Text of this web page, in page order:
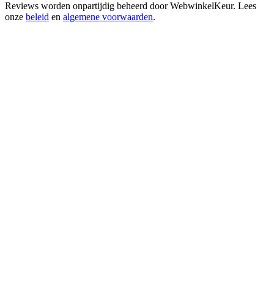
Reviews worden onpartijdig beheerd doorWebwinkelKeur. Lees
onze beleid en algemene voorwaarden.